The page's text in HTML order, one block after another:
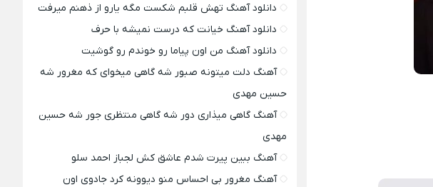
دانلود آهنگ تهش قلبم شکست مگه یارو از ذهنم میرفت
دانلود آهنگ خیانت که درست نمیشه با حرف
دانلود آهنگ من اون پیاما رو خوندم رو گوشیت
آهنگ دلت میتونه صبور شه گاهی میخوای که مغرور شه
حسین مهدی
آهنگ گاهی میذاری دور شه گاهی منتظری جور شه حسین
مهدی
آهنگ ببین پیرت شدم عاشق کش لجباز احمد سلو
آهنگ مغرور بی احساس منو دیوونه کرد جادوی اون